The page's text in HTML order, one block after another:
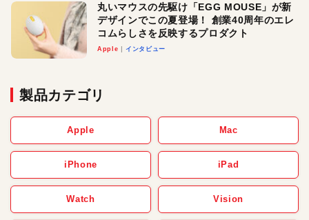
丸いマウスの先駆け「EGG MOUSE」が新
デザインでこの夏登場！ 創業40周年のエレ
コムらしさを反映するプロダクト
Apple インタビュー
製品カテゴリ
Apple Mac
iPhone iPad
Watch Vision